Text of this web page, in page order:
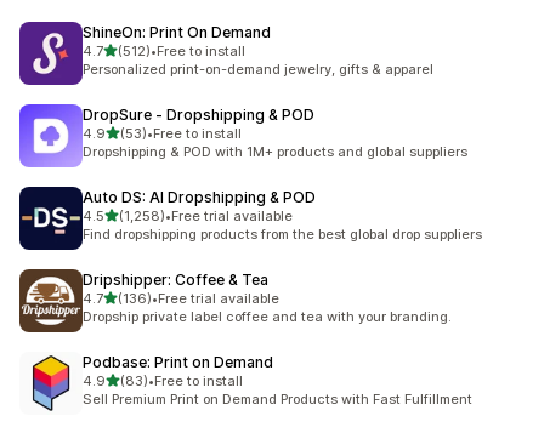
ShineOn: Print On Demand
4.7เต็ม 5 ดาว
(512)
ทั้งหมด 512 รีวิว
•Free to install
Personalized print-on-demand jewelry, gifts & apparel
DropSure ‑ Dropshipping & POD
4.9เต็ม 5 ดาว
(53)
ทั้งหมด 53 รีวิว
•Free to install
Dropshipping & POD with 1M+ products and global suppliers
Auto DS: AI Dropshipping & POD
4.5เต็ม 5 ดาว
(1,258)
ทั้งหมด 1258 รีวิว
•Free trial available
Find dropshipping products from the best global drop suppliers
Dripshipper: Coffee & Tea
4.7เต็ม 5 ดาว
(136)
ทั้งหมด 136 รีวิว
•Free trial available
Dropship private label coffee and tea with your branding.
Podbase: Print on Demand
4.9เต็ม 5 ดาว
(83)
ทั้งหมด 83 รีวิว
•Free to install
Sell Premium Print on Demand Products with Fast Fulfillment